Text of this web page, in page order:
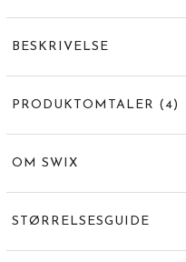
BESKRIVELSE
PRODUKTOMTALER (4)
OM SWIX
STØRRELSESGUIDE